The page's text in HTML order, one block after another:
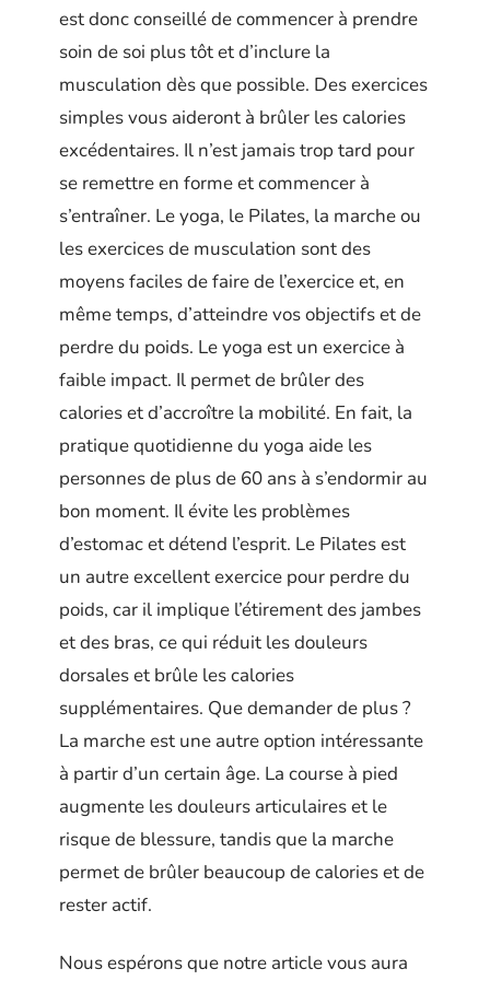
est donc conseillé de commencer à prendre
soin de soi plus tôt et d’inclure la
musculation dès que possible. Des exercices
simples vous aideront à brûler les calories
excédentaires. Il n’est jamais trop tard pour
se remettre en forme et commencer à
s’entraîner. Le yoga, le Pilates, la marche ou
les exercices de musculation sont des
moyens faciles de faire de l’exercice et, en
même temps, d’atteindre vos objectifs et de
perdre du poids. Le yoga est un exercice à
faible impact. Il permet de brûler des
calories et d’accroître la mobilité. En fait, la
pratique quotidienne du yoga aide les
personnes de plus de 60 ans à s’endormir au
bon moment. Il évite les problèmes
d’estomac et détend l’esprit. Le Pilates est
un autre excellent exercice pour perdre du
poids, car il implique l’étirement des jambes
et des bras, ce qui réduit les douleurs
dorsales et brûle les calories
supplémentaires. Que demander de plus ?
La marche est une autre option intéressante
à partir d’un certain âge. La course à pied
augmente les douleurs articulaires et le
risque de blessure, tandis que la marche
permet de brûler beaucoup de calories et de
rester actif.
Nous espérons que notre article vous aura